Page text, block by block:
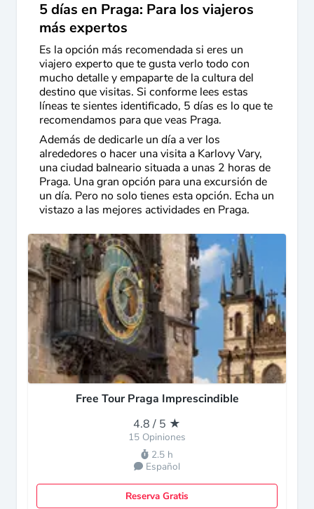
5 días en Praga: Para los viajeros
más expertos
Es la opción más recomendada si eres un
viajero experto que te gusta verlo todo con
mucho detalle y empaparte de la cultura del
destino que visitas. Si conforme lees estas
líneas te sientes identificado, 5 días es lo que te
recomendamos para que veas Praga.
Además de dedicarle un día a ver los
alrededores o hacer una visita a Karlovy Vary,
una ciudad balneario situada a unas 2 horas de
Praga. Una gran opción para una excursión de
un día. Pero no solo tienes esta opción. Echa un
vistazo a las mejores actividades en Praga.
Free Tour Praga Imprescindible
4.8 / 5 ★
15 Opiniones
2.5 h
Español
Reserva Gratis